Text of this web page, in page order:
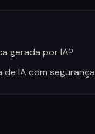
gerada por IA?
de IA com segurança